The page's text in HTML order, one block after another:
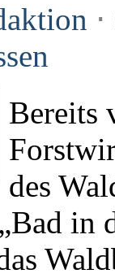
⋅
Bereits
des
in